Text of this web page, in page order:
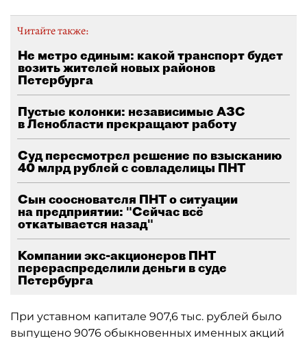
Читайте также:
Не метро единым: какой транспорт будет
возить жителей новых районов
Петербурга
Пустые колонки: независимые АЗС
в Ленобласти прекращают работу
Суд пересмотрел решение по взысканию
40 млрд рублей с совладелицы ПНТ
Сын сооснователя ПНТ о ситуации
на предприятии: "Сейчас всё
откатывается назад"
Компании экс-акционеров ПНТ
перераспределили деньги в суде
Петербурга
При уставном капитале 907,6 тыс. рублей было
выпущено 9076 обыкновенных именных акций